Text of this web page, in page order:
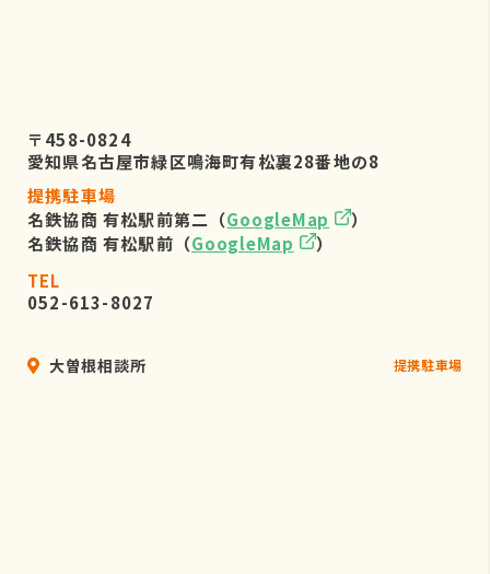
〒458-0824
愛知県名古屋市緑区鳴海町有松裏28番地の8
提携駐車場
名鉄協商 有松駅前第二（GoogleMap
）
名鉄協商 有松駅前（GoogleMap
）
TEL
052-613-8027
大曽根相談所 提携駐車場